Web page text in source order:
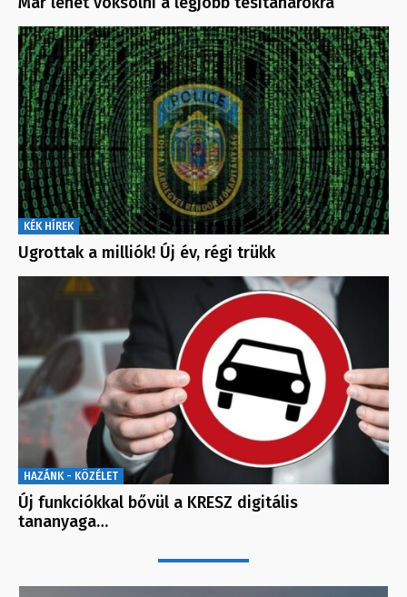
KÉK HÍREK
Ugrottak a milliók! Új év, régi trükk
HAZÁNK - KÖZÉLET
Új funkciókkal bővül a KRESZ digitális
tananyaga…